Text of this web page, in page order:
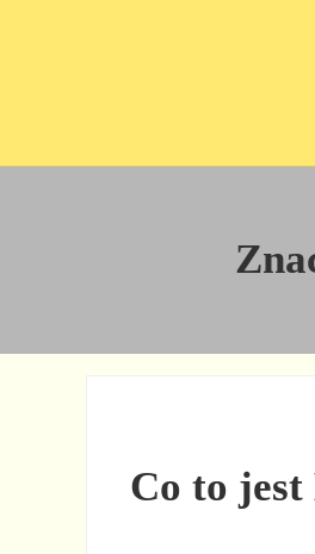
Co to